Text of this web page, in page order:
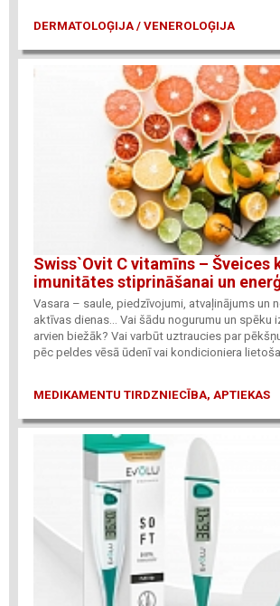
DERMATOLOĢIJA / VENEROLOĢIJA
Swiss`Ovit C vitamīns – Šveices
imunitātes stiprināšanai un
Vasara – saule, piedzīvojumi, atvaļinājums un
aktīvas dienas... Vai šādu nogurumu un spēku
arvien biežāk? Vai varbūt uztraucies par
pēc peldes vēsā ūdenī vai kondicioniera
MEDIKAMENTU TIRDZNIECĪBA, APTIEKAS